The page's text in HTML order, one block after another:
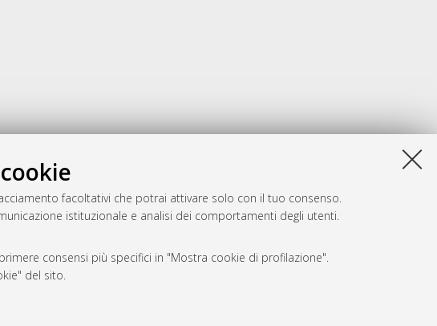
facoltativi che potrai attivare solo con il tuo consenso.
istituzionale e analisi dei comportamenti degli utenti.
consensi più specifici in "Mostra cookie di profilazione".
del sito.